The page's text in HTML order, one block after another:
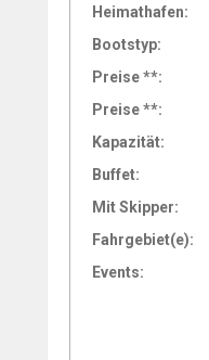
Heimathafen:
Bootstyp:
Preise **:
Preise **:
Kapazität:
Buffet:
Mit Skipper:
Fahrgebiet(e):
Events: